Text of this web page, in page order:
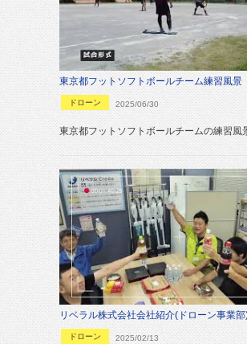
東京都フットソフトボールチーム練習風景
ドローン 2025/06/30
東京都フットソフトボールチームの練習風
リベラル株式会社会社紹介(ドローン事業部
ドローン 2025/02/13